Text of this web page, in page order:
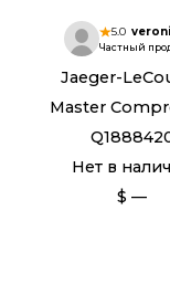
5.0
Частный
Jaeger-
Master
Нет в
$ —